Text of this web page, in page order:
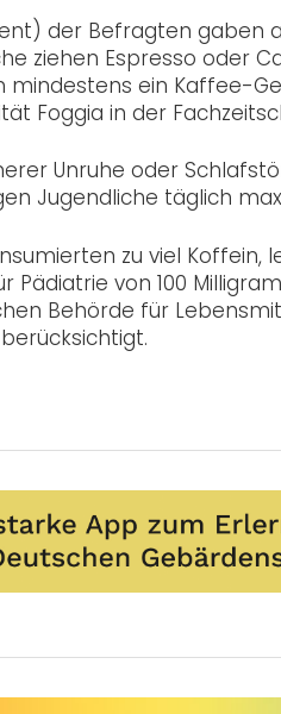
der Befragten gaben
ziehen Espresso oder
mindestens ein Kaffee-
Foggia in der
Unruhe oder
Jugendliche täglich
zu viel
Pädiatrie von 100
Behörde für